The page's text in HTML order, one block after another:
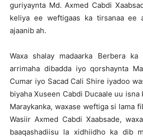
guriyaynta Md. Axmed Cabdi
keliya ee weftigaas ka tirsanaa ee
ajaanib ah.
Waxa shalay madaarka Berbera ka
arrimaha dibadda iyo qorshaynta
Cumar iyo Sacad Cali Shire iyadoo
biyaha Xuseen Cabdi Ducaale uu isna
Maraykanka, waxase weftiga si lama
Wasiir Axmed Cabdi Xaabsade,
baaqashadiisu la xidhiidho ka dib